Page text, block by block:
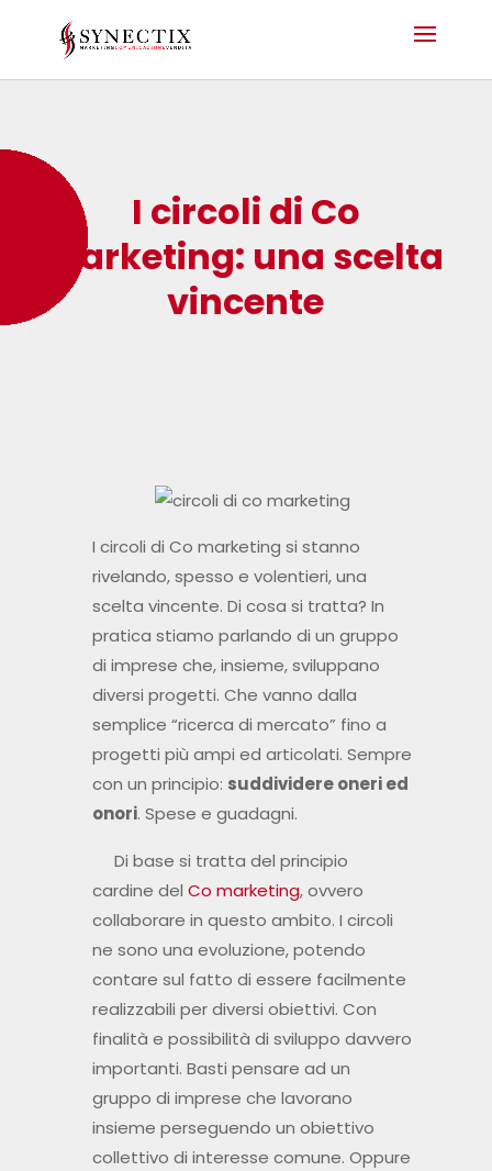
I circoli di Co
Marketing: una scelta
vincente
I circoli di Co marketing si stanno
rivelando, spesso e volentieri, una
scelta vincente. Di cosa si tratta? In
pratica stiamo parlando di un gruppo
di imprese che, insieme, sviluppano
diversi progetti. Che vanno dalla
semplice “ricerca di mercato” fino a
progetti più ampi ed articolati. Sempre
con un principio: suddividere oneri ed
onori. Spese e guadagni.
Di base si tratta del principio
cardine del Co marketing, ovvero
collaborare in questo ambito. I circoli
ne sono una evoluzione, potendo
contare sul fatto di essere facilmente
realizzabili per diversi obiettivi. Con
finalità e possibilità di sviluppo davvero
importanti. Basti pensare ad un
gruppo di imprese che lavorano
insieme perseguendo un obiettivo
collettivo di interesse comune. Oppure